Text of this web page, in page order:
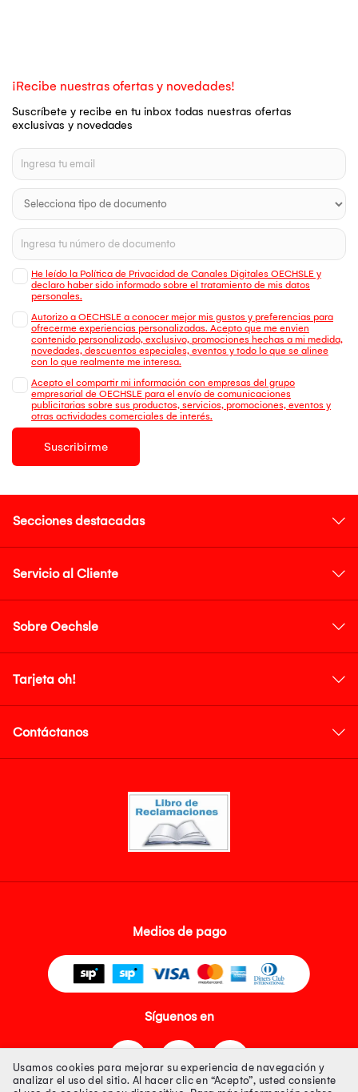
¡Recibe nuestras ofertas y novedades!
Suscríbete y recibe en tu inbox todas nuestras ofertas
exclusivas y novedades
He leído la Política de Privacidad de Canales Digitales OECHSLE y
declaro haber sido informado sobre el tratamiento de mis datos
personales.
Autorizo a OECHSLE a conocer mejor mis gustos y preferencias para
ofrecerme experiencias personalizadas. Acepto que me envien
contenido personalizado, exclusivo, promociones hechas a mi medida,
novedades, descuentos especiales, eventos y todo lo que se alinee
con lo que realmente me interesa.
Acepto el compartir mi información con empresas del grupo
empresarial de OECHSLE para el envío de comunicaciones
publicitarias sobre sus productos, servicios, promociones, eventos y
otras actividades comerciales de interés.
Suscribirme
Secciones destacadas
Servicio al Cliente
Sobre Oechsle
Tarjeta oh!
Contáctanos
Medios de pago
Síguenos en
Usamos cookies para mejorar su experiencia de navegación y
analizar el uso del sitio. Al hacer clic en “Acepto”, usted consiente